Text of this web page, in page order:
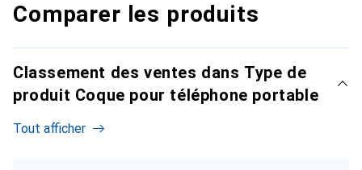
Comparer les produits
Classement des ventes dans Type de
produit Coque pour téléphone portable
Tout afficher